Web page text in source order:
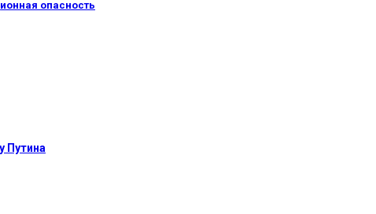
опасность
Путина